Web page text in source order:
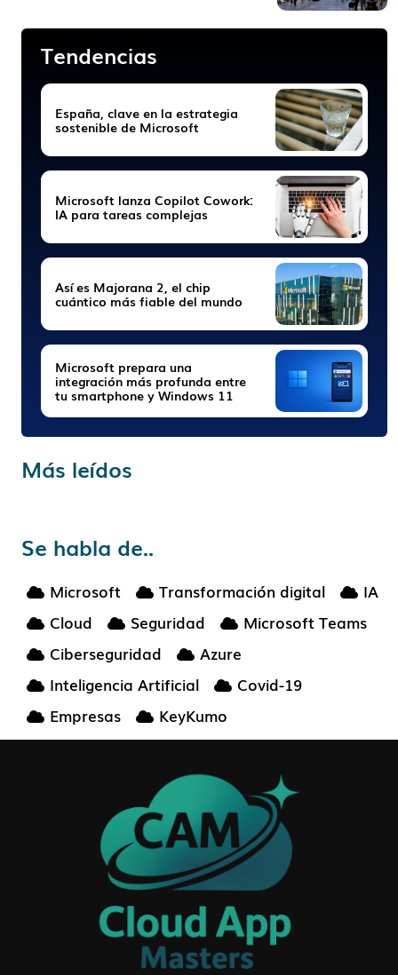
Tendencias
España, clave en la estrategia
sostenible de Microsoft
Microsoft lanza Copilot Cowork:
IA para tareas complejas
Así es Majorana 2, el chip
cuántico más fiable del mundo
Microsoft prepara una
integración más profunda entre
tu smartphone y Windows 11
Más leídos
Se habla de..
Microsoft Transformación digital
IA
Cloud
Seguridad
Microsoft Teams
Ciberseguridad
Azure
Inteligencia Artificial
Covid-19
Empresas
KeyKumo